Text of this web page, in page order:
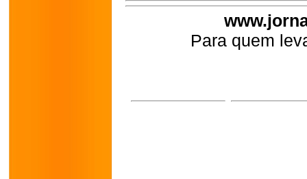
Para quem